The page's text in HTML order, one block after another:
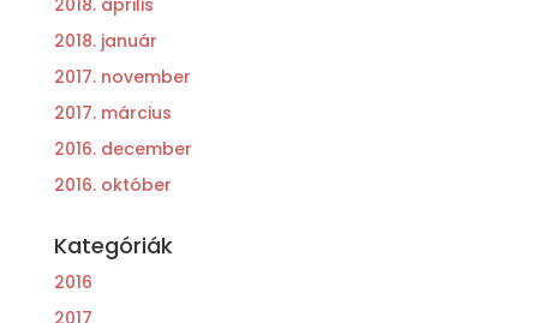
2018. január
2017. november
2017. március
2016. december
2016. október
Kategóriák
2016
2017